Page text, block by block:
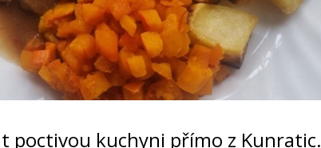
poctivou kuchyni přímo z Kunratic.